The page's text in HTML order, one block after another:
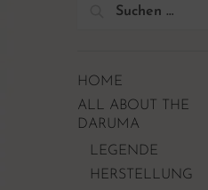
HOME
ALL ABOUT THE
DARUMA
LEGENDE
HERSTELLUNG